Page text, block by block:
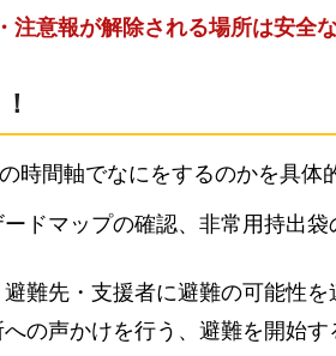
意報が解除される場所は安全
時間軸でなにをするのかを具体
ードマップの確認、非常用持出
避難先・支援者に避難の可能性を
への声かけを行う、避難を開始す